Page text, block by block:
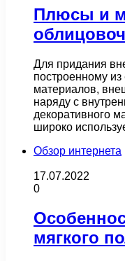
Плюсы и
Для придания
построенному
материалов,
наряду с
декоративного
широко
Обзор интернета
17.07.2022
0
мягкого